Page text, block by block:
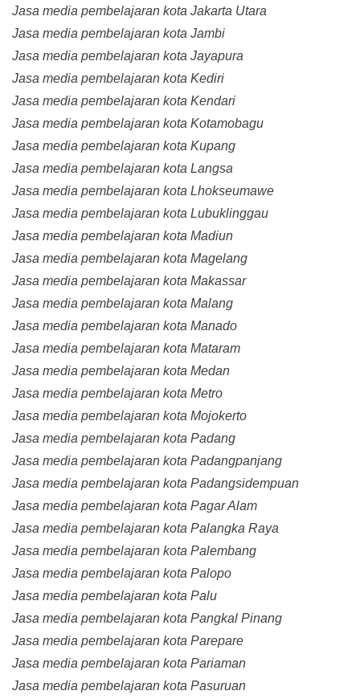
Jasa media pembelajaran kota Jakarta Utara
Jasa media pembelajaran kota Jambi
Jasa media pembelajaran kota Jayapura
Jasa media pembelajaran kota Kediri
Jasa media pembelajaran kota Kendari
Jasa media pembelajaran kota Kotamobagu
Jasa media pembelajaran kota Kupang
Jasa media pembelajaran kota Langsa
Jasa media pembelajaran kota Lhokseumawe
Jasa media pembelajaran kota Lubuklinggau
Jasa media pembelajaran kota Madiun
Jasa media pembelajaran kota Magelang
Jasa media pembelajaran kota Makassar
Jasa media pembelajaran kota Malang
Jasa media pembelajaran kota Manado
Jasa media pembelajaran kota Mataram
Jasa media pembelajaran kota Medan
Jasa media pembelajaran kota Metro
Jasa media pembelajaran kota Mojokerto
Jasa media pembelajaran kota Padang
Jasa media pembelajaran kota Padangpanjang
Jasa media pembelajaran kota Padangsidempuan
Jasa media pembelajaran kota Pagar Alam
Jasa media pembelajaran kota Palangka Raya
Jasa media pembelajaran kota Palembang
Jasa media pembelajaran kota Palopo
Jasa media pembelajaran kota Palu
Jasa media pembelajaran kota Pangkal Pinang
Jasa media pembelajaran kota Parepare
Jasa media pembelajaran kota Pariaman
Jasa media pembelajaran kota Pasuruan